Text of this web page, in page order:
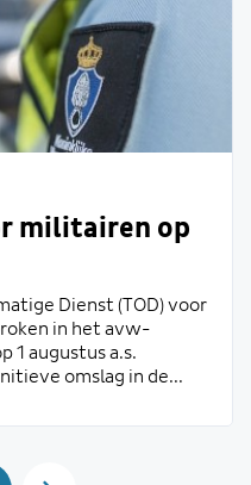
militairen op
Dienst (TOD) voor
in het avw-
1 augustus a.s.
omslag in de...